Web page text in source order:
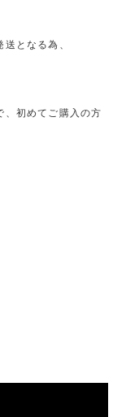
となる為、
、初めてご購入の方